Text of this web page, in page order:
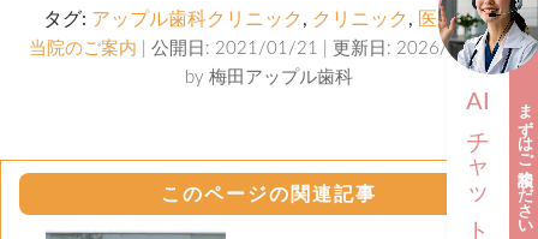
タグ: アップル歯科クリニック , クリニック , 医院案内
当院のご案内 | 公開日: 2021/01/21 | 更新日: 2026/07/29 |
by 梅田アップル歯科
このページの関連記事
AI
チャット相談 まずはご相談ください